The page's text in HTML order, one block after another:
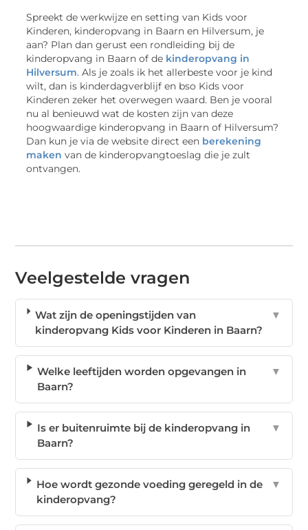
Spreekt de werkwijze en setting van Kids voor
Kinderen, kinderopvang in Baarn en Hilversum, je
aan? Plan dan gerust een rondleiding bij de
kinderopvang in Baarn of de kinderopvang in
Hilversum. Als je zoals ik het allerbeste voor je kind
wilt, dan is kinderdagverblijf en bso Kids voor
Kinderen zeker het overwegen waard. Ben je vooral
nu al benieuwd wat de kosten zijn van deze
hoogwaardige kinderopvang in Baarn of Hilversum?
Dan kun je via de website direct een berekening
maken van de kinderopvangtoeslag die je zult
ontvangen.
Veelgestelde vragen
Wat zijn de openingstijden van
kinderopvang Kids voor Kinderen in Baarn?
▼
Welke leeftijden worden opgevangen in
Baarn?
▼
Is er buitenruimte bij de kinderopvang in
Baarn?
▼
Hoe wordt gezonde voeding geregeld in de
kinderopvang?
▼